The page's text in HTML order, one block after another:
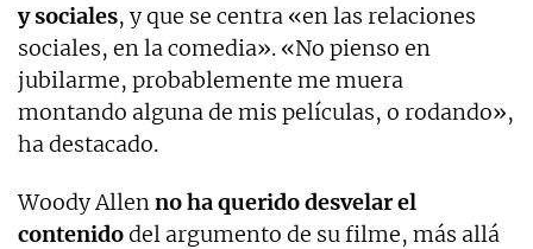
y sociales, y que se centra «en las relaciones
sociales, en la comedia». «No pienso en
jubilarme, probablemente me muera
montando alguna de mis películas, o rodando»,
ha destacado.
Woody Allenno ha querido desvelar el
contenidodel argumento de su filme, más allá